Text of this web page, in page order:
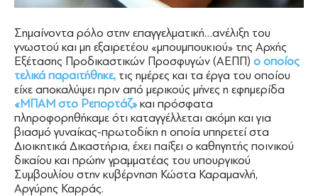
Σημαίνοντα ρόλο στην επαγγελματική…ανέλιξη του
γνωστού και μη εξαιρετέου «μπουμπουκιού» της Αρχής
Εξέτασης Προδικαστικών Προσφυγών (ΑΕΠΠ) ο οποίος
τελικά παραιτήθηκε, τις ημέρες και τα έργα του οποίου
είχε αποκαλύψει πριν από μερικούς μήνες η εφημερίδα
«ΜΠΑΜ στο Ρεπορτάζ» και πρόσφατα
πληροφορηθήκαμε ότι καταγγέλλεται ακόμη και για
βιασμό γυναίκας-πρωτοδίκη η οποία υπηρετεί στα
Διοικητικά Δικαστήρια, έχει παίξει ο καθηγητής ποινικού
δικαίου και πρώην γραμματέας του υπουργικού
Συμβουλίου στην κυβέρνηση Κώστα Καραμανλή,
Αργύρης Καρράς.